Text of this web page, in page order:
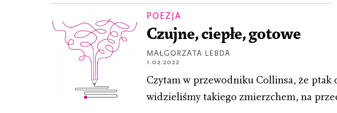
POEZJA
Czujne, ciepłe, gotowe
MAŁGORZATA LEBDA
1.02.2022
Czytam w przewodniku Collinsa, że ptak
widzieliśmy takiego zmierzchem, na